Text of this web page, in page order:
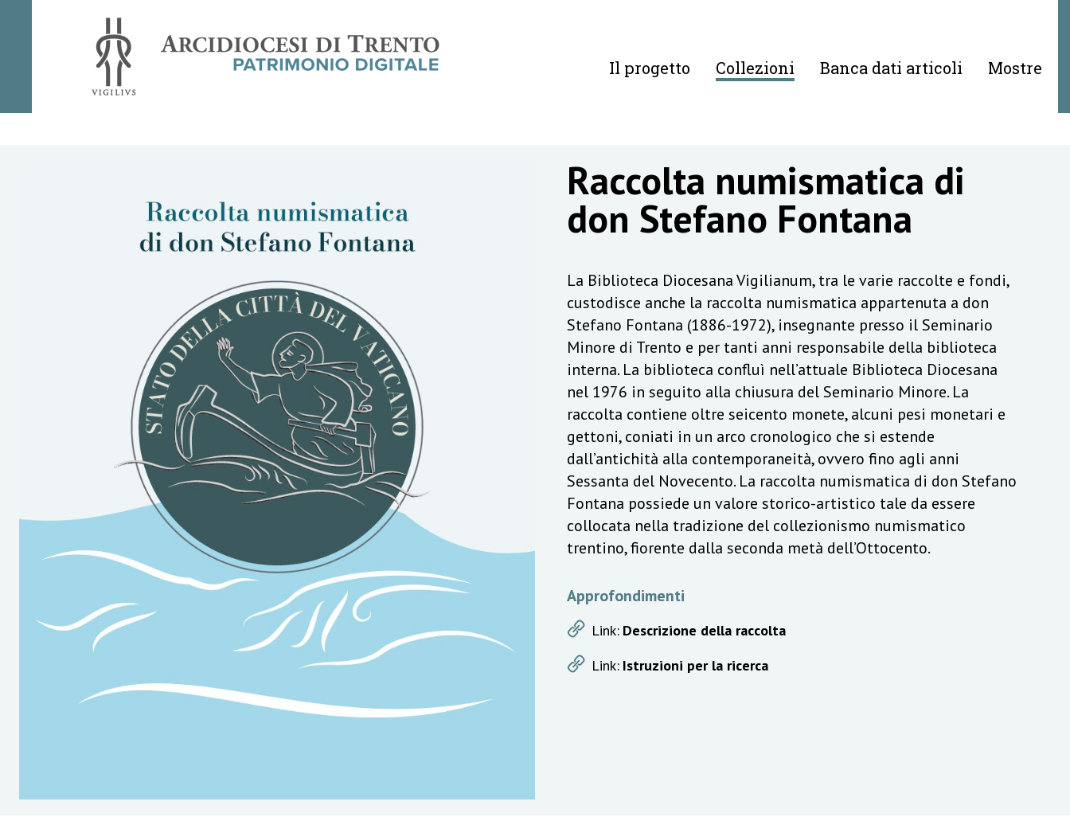
Il progetto Collezioni Banca dati articoli Mostre
Raccolta numismatica di
don Stefano Fontana
La Biblioteca Diocesana Vigilianum, tra le varie raccolte e fondi,
custodisce anche la raccolta numismatica appartenuta a don
Stefano Fontana (1886-1972), insegnante presso il Seminario
Minore di Trento e per tanti anni responsabile della biblioteca
interna. La biblioteca confluì nell’attuale Biblioteca Diocesana
nel 1976 in seguito alla chiusura del Seminario Minore. La
raccolta contiene oltre seicento monete, alcuni pesi monetari e
gettoni, coniati in un arco cronologico che si estende
dall’antichità alla contemporaneità, ovvero fino agli anni
Sessanta del Novecento. La raccolta numismatica di don Stefano
Fontana possiede un valore storico-artistico tale da essere
collocata nella tradizione del collezionismo numismatico
trentino, fiorente dalla seconda metà dell’Ottocento.
Approfondimenti
Link: Descrizione della raccolta
Link: Istruzioni per la ricerca